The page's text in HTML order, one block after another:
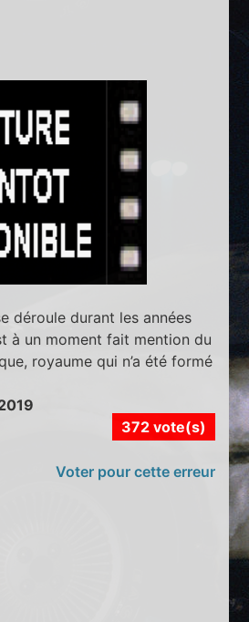
déroule durant les années
à un moment fait mention du
royaume qui n’a été formé
372 vote(s)
Voter pour cette erreur